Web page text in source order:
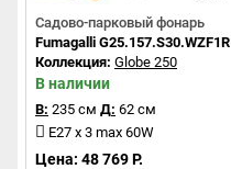
Садово-парковый фонарь
Fumagalli G25.157.S30.WZF1R
Коллекция: Globe 250
В наличии
В: 235 см Д: 62 см
E27 x 3 max 60W
Цена: 48 769 Р.